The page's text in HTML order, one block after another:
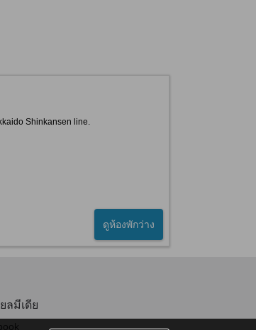
Shinkansen line.
ดูห้องพักว่าง
ลมีเดีย